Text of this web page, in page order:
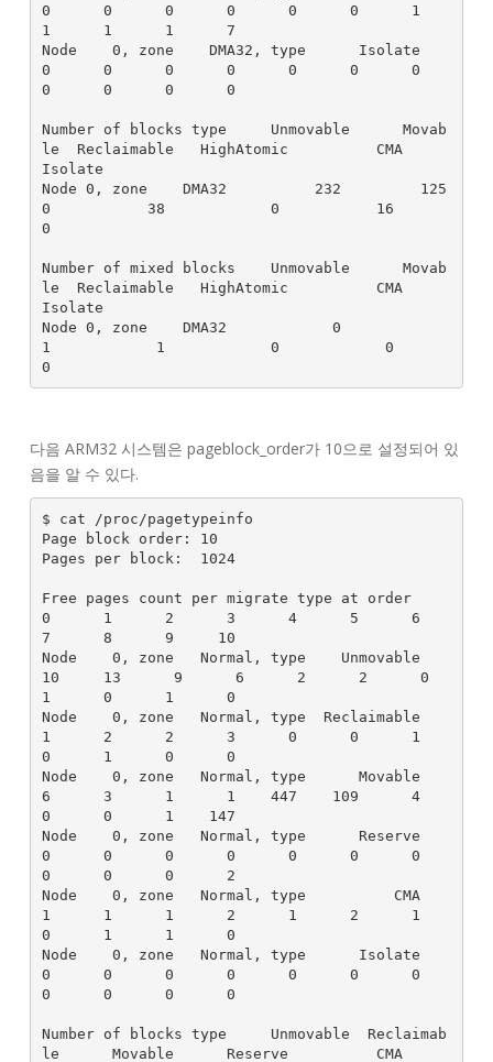
0      0      0      0      0      0      1
1      1      1      7
Node    0, zone    DMA32, type      Isolate
0      0      0      0      0      0      0
0      0      0      0
Number of blocks type     Unmovable      Movab
le  Reclaimable   HighAtomic          CMA
Isolate
Node 0, zone    DMA32          232         125
0           38            0           16
0
Number of mixed blocks    Unmovable      Movab
le  Reclaimable   HighAtomic          CMA
Isolate
Node 0, zone    DMA32            0
1            1            0            0
다음 ARM32 시스템은 pageblock_order가 10으로 설정되어 있
음을 알 수 있다.
$ cat /proc/pagetypeinfo
Page block order: 10
Pages per block:  1024
Free pages count per migrate type at order
0      1      2      3      4      5      6
7      8      9     10
Node    0, zone   Normal, type    Unmovable
10     13      9      6      2      2      0
1      0      1      0
Node    0, zone   Normal, type  Reclaimable
1      2      2      3      0      0      1
0      1      0      0
Node    0, zone   Normal, type      Movable
6      3      1      1    447    109      4
0      0      1    147
Node    0, zone   Normal, type      Reserve
0      0      0      0      0      0      0
0      0      0      2
Node    0, zone   Normal, type          CMA
1      1      1      2      1      2      1
0      1      1      0
Node    0, zone   Normal, type      Isolate
0      0      0      0      0      0      0
0      0      0      0
Number of blocks type     Unmovable  Reclaimab
le      Movable      Reserve          CMA